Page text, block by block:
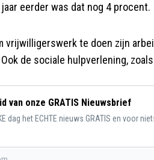
eerder was dat nog 4 procent.
vrijwilligerswerk te doen zijn
de sociale hulpverlening,
van onze GRATIS Nieuwsbrief
dag het ECHTE nieuws GRATIS en voor